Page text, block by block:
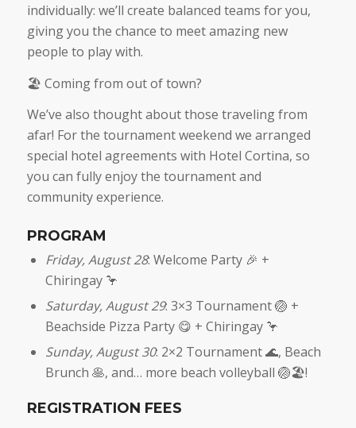
individually: we’ll create balanced teams for you,
giving you the chance to meet amazing new
people to play with.
🏖️ Coming from out of town?
We’ve also thought about those traveling from
afar! For the tournament weekend we arranged
special hotel agreements with Hotel Cortina, so
you can fully enjoy the tournament and
community experience.
PROGRAM
Friday, August 28: Welcome Party 🎉 +
Chiringay 🦩
Saturday, August 29: 3×3 Tournament 🏐 +
Beachside Pizza Party 😋 + Chiringay 🦩
Sunday, August 30: 2×2 Tournament 🌊, Beach
Brunch 🥞, and… more beach volleyball 🏐🏖!
REGISTRATION FEES